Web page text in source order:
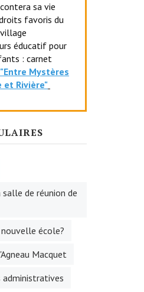
sa vie
favoris du
village
éducatif pour
: carnet
"Entre Mystères
et Rivière"
salle de réunion de
école?
Macquet
administratives